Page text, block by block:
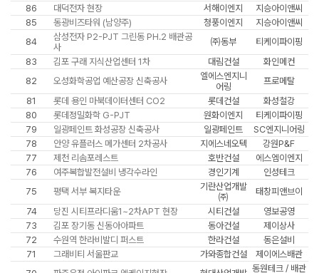
86
대덕전자 현장 서해이엔지
지승아이앤씨
85
동광비즈타워 (남양주) 청풍이엔지
지승아이앤씨
84
삼성전자 P2-PJT 그린동 PH.2 배관공
사
㈜동부
티케이파이핑
83
김포 구래 지식산업센터 1차 대림건설
화인메컨
82
오성화학공업 예산공장 신축공사
엘에스엔지니
어링
프로메탈
81
롯데 용인 마북데이터센터 CO2 롯데건설
화성철강
80
롯데정밀화학 G-PJT 원화이엔지
티케이파이핑
79
일광페인트 화성공장 신축공사 일광페인트
SC엔지니어링
78
안양 유플러스 메가센터 2차공사 지에스네오텍
강원P&F
77
제천 리솜포레스트 호반건설
에스엠이엔지
76
여주복합발전설비 냉각수라인 경인기계
인성테크
75
평택 서부 복지타운
기란산업개발
㈜
태창피앤브이
74
당진 시티프라디움1~2차APT 현장 시티건설
영보공영
73
김포 장기동 신동아아파트 동아건설
제이상사
72
수원역 한라비발디 퍼스트 한라건설
동은설비
71
그래비티 서울판교 가와종합건설
제이에스배관
동원테크 / 배관